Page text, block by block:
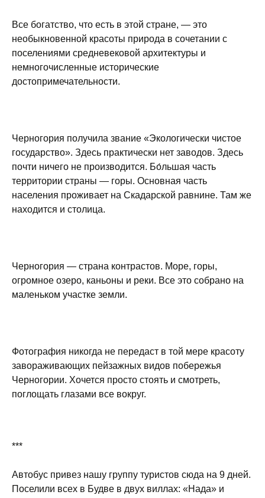
Все богатство, что есть в этой стране, — это
необыкновенной красоты природа в сочетании с
поселениями средневековой архитектуры и
немногочисленные исторические
достопримечательности.
Черногория получила звание «Экологически чистое
государство». Здесь практически нет заводов. Здесь
почти ничего не производится. Бо́льшая часть
территории страны — горы. Основная часть
населения проживает на Скадарской равнине. Там же
находится и столица.
Черногория — страна контрастов. Море, горы,
огромное озеро, каньоны и реки. Все это собрано на
маленьком участке земли.
Фотография никогда не передаст в той мере красоту
завораживающих пейзажных видов побережья
Черногории. Хочется просто стоять и смотреть,
поглощать глазами все вокруг.
***
Автобус привез нашу группу туристов сюда на 9 дней.
Поселили всех в Будве в двух виллах: «Нада» и